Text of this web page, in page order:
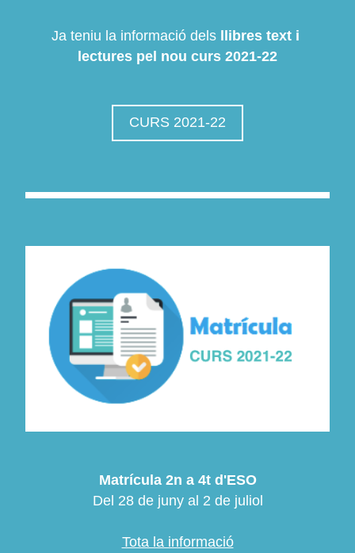
Ja teniu la informació dels
llibres text i
lectures pel nou curs 2021-22
CURS 2021-22
Matrícula 2n a 4t d'ESO
Del 28 de juny al 2 de juliol
Tota la informació